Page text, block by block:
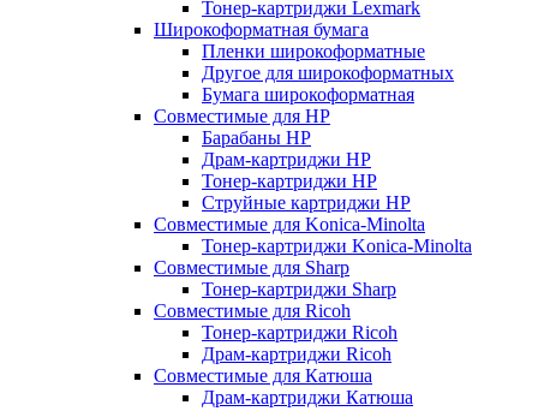
Тонер-картриджи Lexmark
Широкоформатная бумага
Пленки широкоформатные
Другое для широкоформатных
Бумага широкоформатная
Совместимые для HP
Барабаны HP
Драм-картриджи HP
Тонер-картриджи HP
Струйные картриджи HP
Совместимые для Konica-Minolta
Тонер-картриджи Konica-Minolta
Совместимые для Sharp
Тонер-картриджи Sharp
Совместимые для Ricoh
Тонер-картриджи Ricoh
Драм-картриджи Ricoh
Совместимые для Катюша
Драм-картриджи Катюша